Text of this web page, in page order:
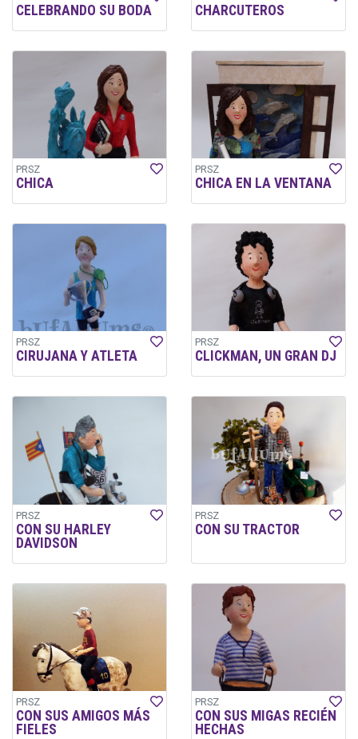
CELEBRANDO SU BODA CHARCUTEROS
PRSZ
CHICA
PRSZ
CHICA EN LA VENTANA
PRSZ
CIRUJANA Y ATLETA
PRSZ
CLICKMAN, UN GRAN DJ
PRSZ
CON SU HARLEY
DAVIDSON
PRSZ
CON SU TRACTOR
PRSZ
CON SUS AMIGOS MÁS
FIELES
PRSZ
CON SUS MIGAS RECIÉN
HECHAS